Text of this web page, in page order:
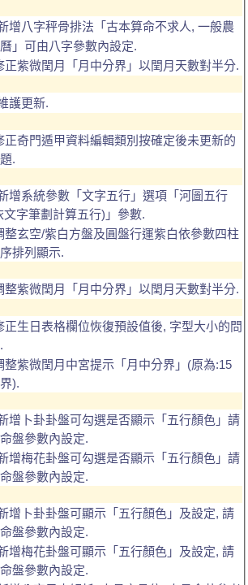
增八字秤骨排法「古本算命不求人, 一般農
」可由八字參數內設定.
正紫微閏月「月中分界」以閏月天數對半分.
護更新.
正奇門遁甲資料編輯類別按確定後未更新的
.
增系統參數「文字五行」選項「河圖五行
文字筆劃計算五行)」參數.
整玄空/紫白方盤及圓盤行運紫白依參數四柱
排列顯示.
整紫微閏月「月中分界」以閏月天數對半分.
正生日表格欄位恢復預設值後, 字型大小的問
整紫微閏月中宮提示「月中分界」(原為:15
).
增卜卦卦盤可勾選是否顯示「五行顏色」請
盤參數內設定.
增梅花卦盤可勾選是否顯示「五行顏色」請
盤參數內設定.
增卜卦卦盤可顯示「五行顏色」及設定, 請
盤參數內設定.
增梅花卦盤可顯示「五行顏色」及設定, 請
盤參數內設定.